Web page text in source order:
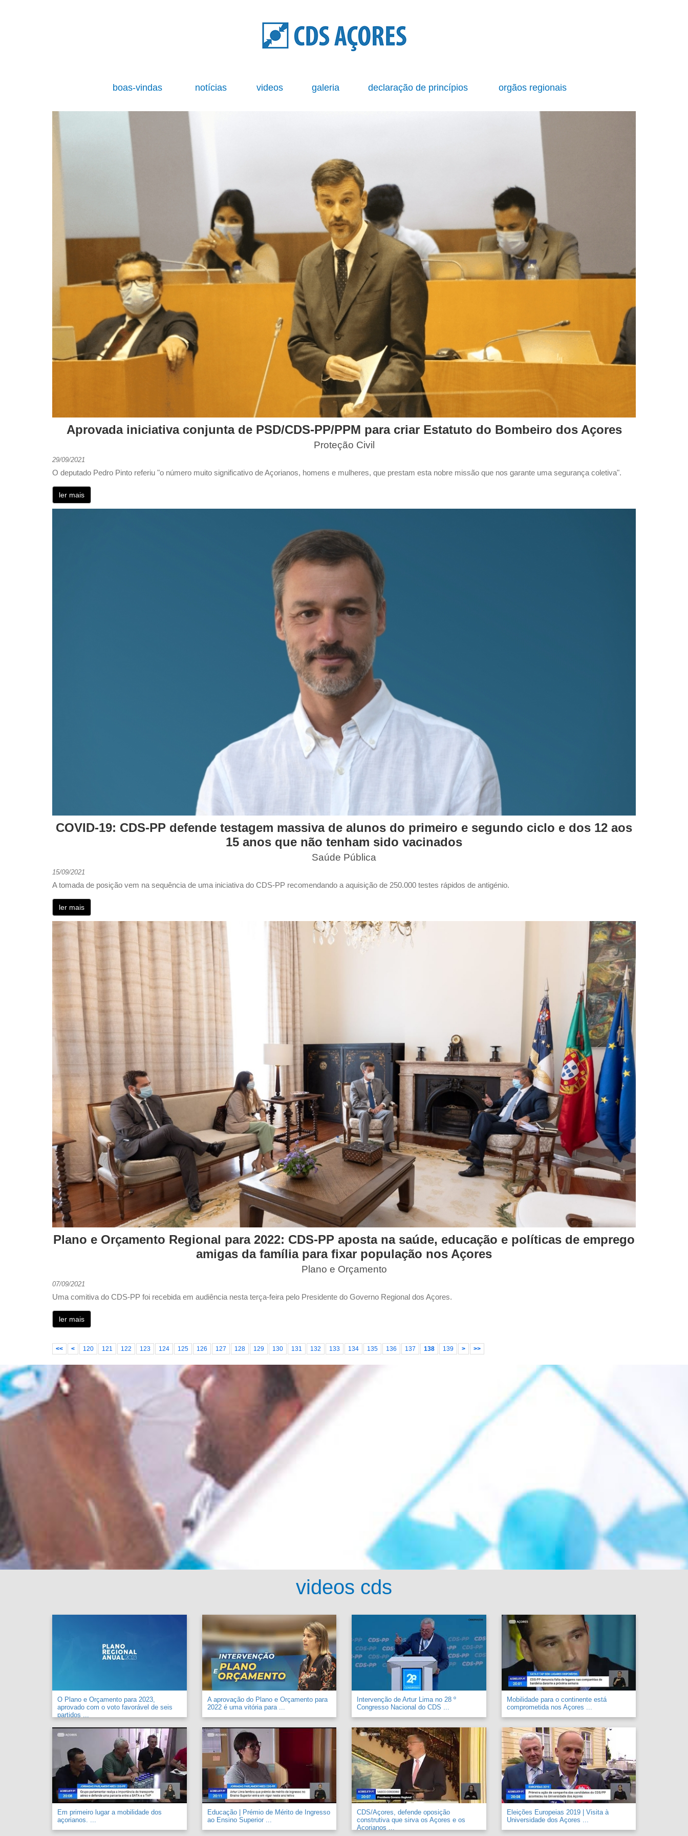
boas-vindas notícias videos galeria declaração de princípios orgãos regionais
Aprovada iniciativa conjunta de PSD/CDS-PP/PPM para criar Estatuto do Bombeiro dos Açores
Proteção Civil
29/09/2021
O deputado Pedro Pinto referiu "o número muito significativo de Açorianos, homens e mulheres, que prestam esta nobre missão que nos garante uma segurança coletiva".
ler mais
COVID-19: CDS-PP defende testagem massiva de alunos do primeiro e segundo ciclo e dos 12 aos
15 anos que não tenham sido vacinados
Saúde Pública
15/09/2021
A tomada de posição vem na sequência de uma iniciativa do CDS-PP recomendando a aquisição de 250.000 testes rápidos de antigénio.
ler mais
Plano e Orçamento Regional para 2022: CDS-PP aposta na saúde, educação e políticas de emprego
amigas da família para fixar população nos Açores
Plano e Orçamento
07/09/2021
Uma comitiva do CDS-PP foi recebida em audiência nesta terça-feira pelo Presidente do Governo Regional dos Açores.
ler mais
<< < 120 121 122 123 124 125 126 127 128 129 130 131 132 133 134 135 136 137 138 139 > >>
videos cds
O Plano e Orçamento para 2023,
aprovado com o voto favorável de seis
partidos ...
A aprovação do Plano e Orçamento para
2022 é uma vitória para ...
Intervenção de Artur Lima no 28 º
Congresso Nacional do CDS ...
Mobilidade para o continente está
comprometida nos Açores ...
Em primeiro lugar a mobilidade dos
açorianos. ...
Educação | Prémio de Mérito de Ingresso
ao Ensino Superior ...
CDS/Açores, defende oposição
construtiva que sirva os Açores e os
Açorianos ...
Eleições Europeias 2019 | Visita à
Universidade dos Açores ...